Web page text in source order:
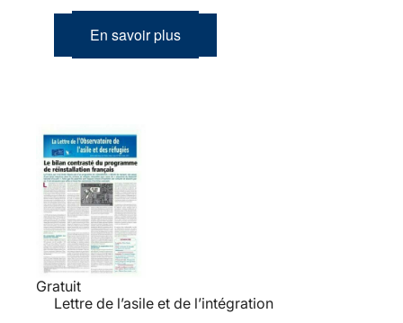
En savoir plus
Gratuit
Lettre de l’asile et de l’intégration